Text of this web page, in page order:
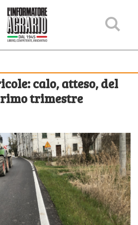
calo, atteso, del
trimestre